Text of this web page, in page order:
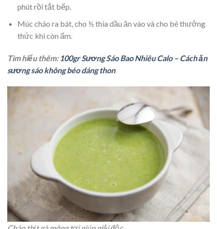
phút rồi tắt bếp.
Múc cháo ra bát, cho ½ thìa dầu ăn vào và cho bé thưởng
thức khi còn ấm.
Tìm hiểu thêm: 100gr Sương Sáo Bao Nhiêu Calo – Cách ăn
sương sáo không béo dáng thon